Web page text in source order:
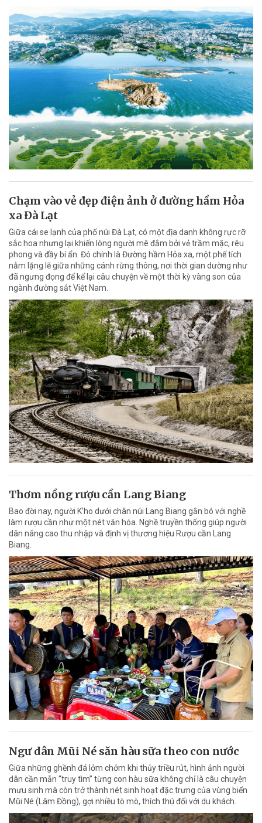
Chạm vào vẻ đẹp điện ảnh ở đường hầm Hỏa
xa Đà Lạt
Giữa cái se lạnh của phố núi Đà Lạt, có một địa danh không rực rỡ
sắc hoa nhưng lại khiến lòng người mê đắm bởi vẻ trầm mặc, rêu
phong và đầy bí ẩn. Đó chính là Đường hầm Hỏa xa, một phế tích
nằm lặng lẽ giữa những cánh rừng thông, nơi thời gian dường như
đã ngưng đọng để kể lại câu chuyện về một thời kỳ vàng son của
ngành đường sắt Việt Nam.
Thơm nồng rượu cần Lang Biang
Bao đời nay, người K’ho dưới chân núi Lang Biang gắn bó với nghề
làm rượu cần như một nét văn hóa. Nghề truyền thống giúp người
dân nâng cao thu nhập và định vị thương hiệu Rượu cần Lang
Biang.
Ngư dân Mũi Né săn hàu sữa theo con nước
Giữa những ghềnh đá lởm chởm khi thủy triều rút, hình ảnh người
dân cần mẫn “truy tìm” từng con hàu sữa không chỉ là câu chuyện
mưu sinh mà còn trở thành nét sinh hoạt đặc trưng của vùng biển
Mũi Né (Lâm Đồng), gợi nhiều tò mò, thích thú đối với du khách.